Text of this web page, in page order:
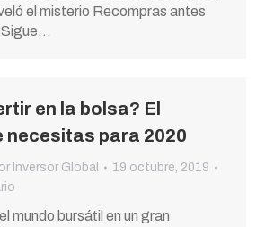
el misterio Recompras antes
Sigue…
en la bolsa? El
necesitas para 2020
Inversor Global
19 octubre, 2019
mundo bursátil en un gran